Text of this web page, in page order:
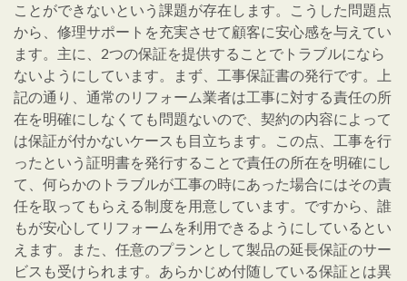
ことができないという課題が存在します。こうした問題点
から、修理サポートを充実させて顧客に安心感を与えてい
ます。主に、2つの保証を提供することでトラブルになら
ないようにしています。まず、工事保証書の発行です。上
記の通り、通常のリフォーム業者は工事に対する責任の所
在を明確にしなくても問題ないので、契約の内容によって
は保証が付かないケースも目立ちます。この点、工事を行
ったという証明書を発行することで責任の所在を明確にし
て、何らかのトラブルが工事の時にあった場合にはその責
任を取ってもらえる制度を用意しています。ですから、誰
もが安心してリフォームを利用できるようにしているとい
えます。また、任意のプランとして製品の延長保証のサー
ビスも受けられます。あらかじめ付随している保証とは異